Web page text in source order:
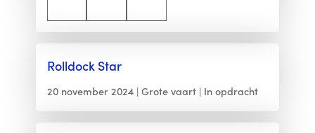
Rolldock Star
20 november 2024 Grote vaart In opdracht